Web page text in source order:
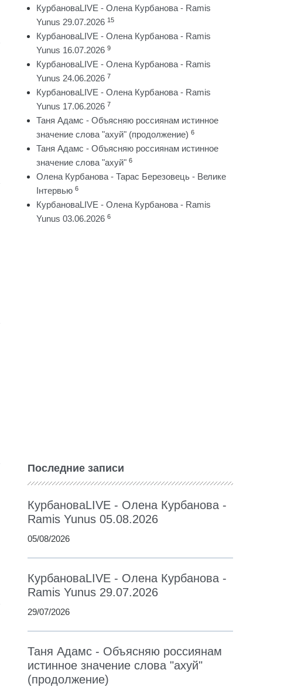
КурбановаLIVE - Олена Курбанова - Ramis
Yunus 29.07.2026 15
КурбановаLIVE - Олена Курбанова - Ramis
Yunus 16.07.2026 9
КурбановаLIVE - Олена Курбанова - Ramis
Yunus 24.06.2026 7
КурбановаLIVE - Олена Курбанова - Ramis
Yunus 17.06.2026 7
Таня Адамс - Объясняю россиянам истинное
значение слова "ахуй" (продолжение) 6
Таня Адамс - Объясняю россиянам истинное
значение слова "ахуй" 6
Олена Курбанова - Тарас Березовець - Велике
Інтервью 6
КурбановаLIVE - Олена Курбанова - Ramis
Yunus 03.06.2026 6
Последние записи
КурбановаLIVE - Олена Курбанова -
Ramis Yunus 05.08.2026
05/08/2026
КурбановаLIVE - Олена Курбанова -
Ramis Yunus 29.07.2026
29/07/2026
Таня Адамс - Объясняю россиянам
истинное значение слова "ахуй"
(продолжение)